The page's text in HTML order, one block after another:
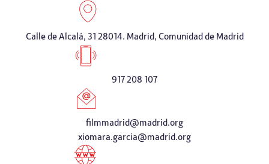
Calle de Alcalá, 31 28014. Madrid, Comunidad de Madrid
917 208 107
filmmadrid@madrid.org
xiomara.garcia@madrid.org